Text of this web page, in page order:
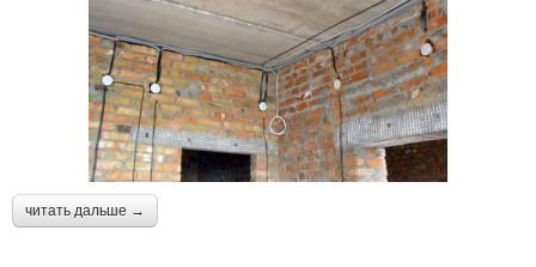
читать дальше →